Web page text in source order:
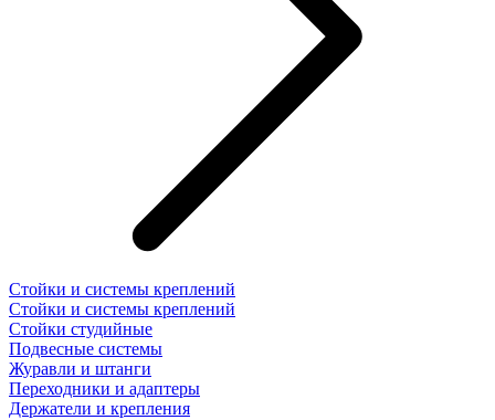
Стойки и системы креплений
Стойки и системы креплений
Стойки студийные
Подвесные системы
Журавли и штанги
Переходники и адаптеры
Держатели и крепления